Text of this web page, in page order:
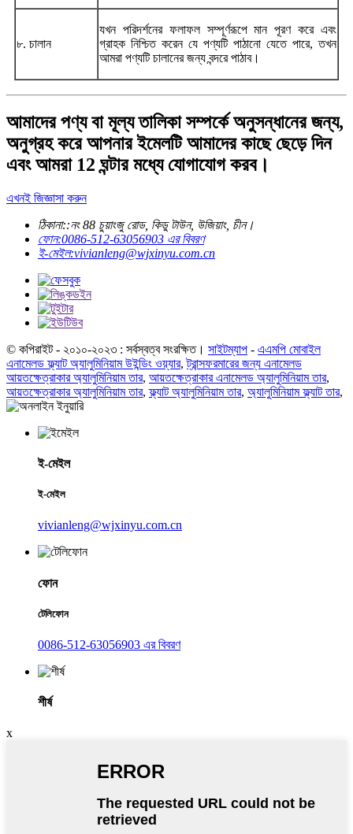
৮. চালান
যখন পরিদর্শনের ফলাফল সম্পূর্ণরূপে মান পূরণ করে এবং
গ্রাহক নিশ্চিত করেন যে পণ্যটি পাঠানো যেতে পারে, তখন
আমরা পণ্যটি চালানের জন্য বন্দরে পাঠাব।
আমাদের পণ্য বা মূল্য তালিকা সম্পর্কে অনুসন্ধানের জন্য,
অনুগ্রহ করে আপনার ইমেলটি আমাদের কাছে ছেড়ে দিন
এবং আমরা 12 ঘন্টার মধ্যে যোগাযোগ করব।
এখনই জিজ্ঞাসা করুন
ঠিকানা::নং 88 চুয়াংজু রোড, কিডু টাউন, উজিয়াং, চীন।
ফোন:0086-512-63056903 এর বিবরণ
ই-মেইল:vivianleng@wjxinyu.com.cn
© কপিরাইট - ২০১০-২০২৩ : সর্বস্বত্ব সংরক্ষিত। সাইটম্যাপ - এএমপি মোবাইল
এনামেলড ফ্ল্যাট অ্যালুমিনিয়াম উইন্ডিং ওয়্যার,ট্রান্সফরমারের জন্য এনামেলড
আয়তক্ষেত্রাকার অ্যালুমিনিয়াম তার, আয়তক্ষেত্রাকার এনামেলড অ্যালুমিনিয়াম তার,
আয়তক্ষেত্রাকার অ্যালুমিনিয়াম তার,ফ্ল্যাট অ্যালুমিনিয়াম তার, অ্যালুমিনিয়াম ফ্ল্যাট তার,
ই-মেইল
ই-মেইল
vivianleng@wjxinyu.com.cn
ফোন
টেলিফোন
0086-512-63056903 এর বিবরণ
শীর্ষ
x